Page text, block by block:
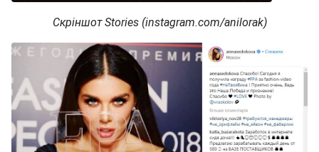
Скріншот Stories (instagram.com/anilorak)